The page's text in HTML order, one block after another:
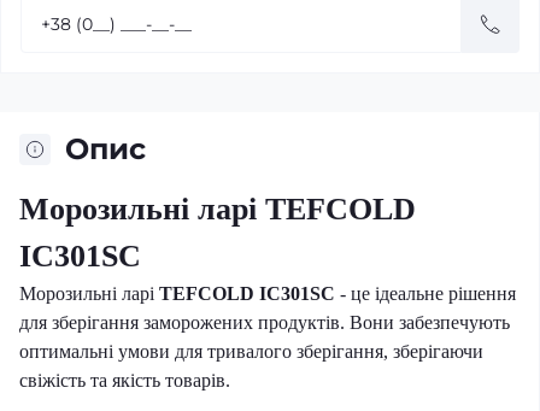
Опис
Морозильні ларі TEFCOLD
IC301SC
Морозильні ларі TEFCOLD IC301SC - це ідеальне рішення
для зберігання заморожених продуктів. Вони забезпечують
оптимальні умови для тривалого зберігання, зберігаючи
свіжість та якість товарів.